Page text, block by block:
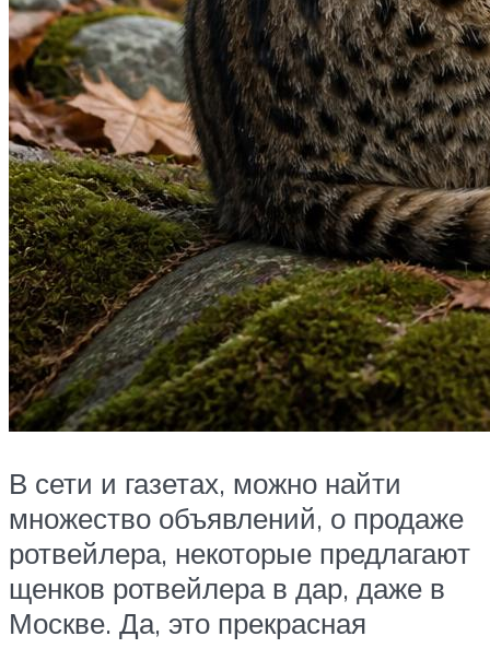
В сети и газетах, можно найти
множество объявлений, о продаже
ротвейлера, некоторые предлагают
щенков ротвейлера в дар, даже в
Москве. Да, это прекрасная